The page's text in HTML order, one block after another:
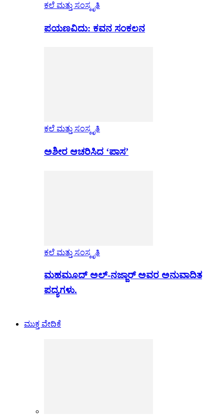
ಕಲೆ ಮತ್ತು ಸಂಸ್ಕೃತಿ
ಪಯಣವಿದು: ಕವನ ಸಂಕಲನ
ಕಲೆ ಮತ್ತು ಸಂಸ್ಕೃತಿ
ಅಶೀರ ಆಚರಿಸಿದ ‘ಪಾಸ’
ಕಲೆ ಮತ್ತು ಸಂಸ್ಕೃತಿ
ಮಹಮೂದ್ ಅಲ್-ನಜ್ಜಾರ್ ಅವರ ಅನುವಾದಿತ
ಪದ್ಯಗಳು.
ಮುಕ್ತ ವೇದಿಕೆ